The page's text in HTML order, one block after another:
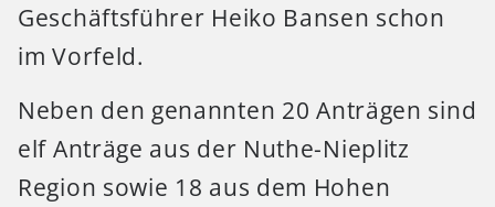
Geschäftsführer Heiko Bansen schon
im Vorfeld.
Neben den genannten 20 Anträgen sind
elf Anträge aus der Nuthe-Nieplitz
Region sowie 18 aus dem Hohen